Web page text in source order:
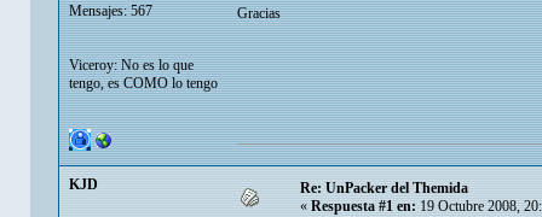
Mensajes: 567
Viceroy: No es lo que
tengo, es COMO lo tengo
Gracias
KJD
Re: UnPacker del Themida
« Respuesta #1 en: 19 Octubre 2008,